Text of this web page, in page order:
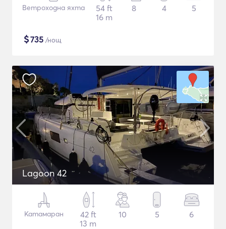
Ветроходна яхта
54 ft
16 m
8 4 5
$735 /нощ
Lagoon 42
Катамаран
42 ft
13 m
10 5 6